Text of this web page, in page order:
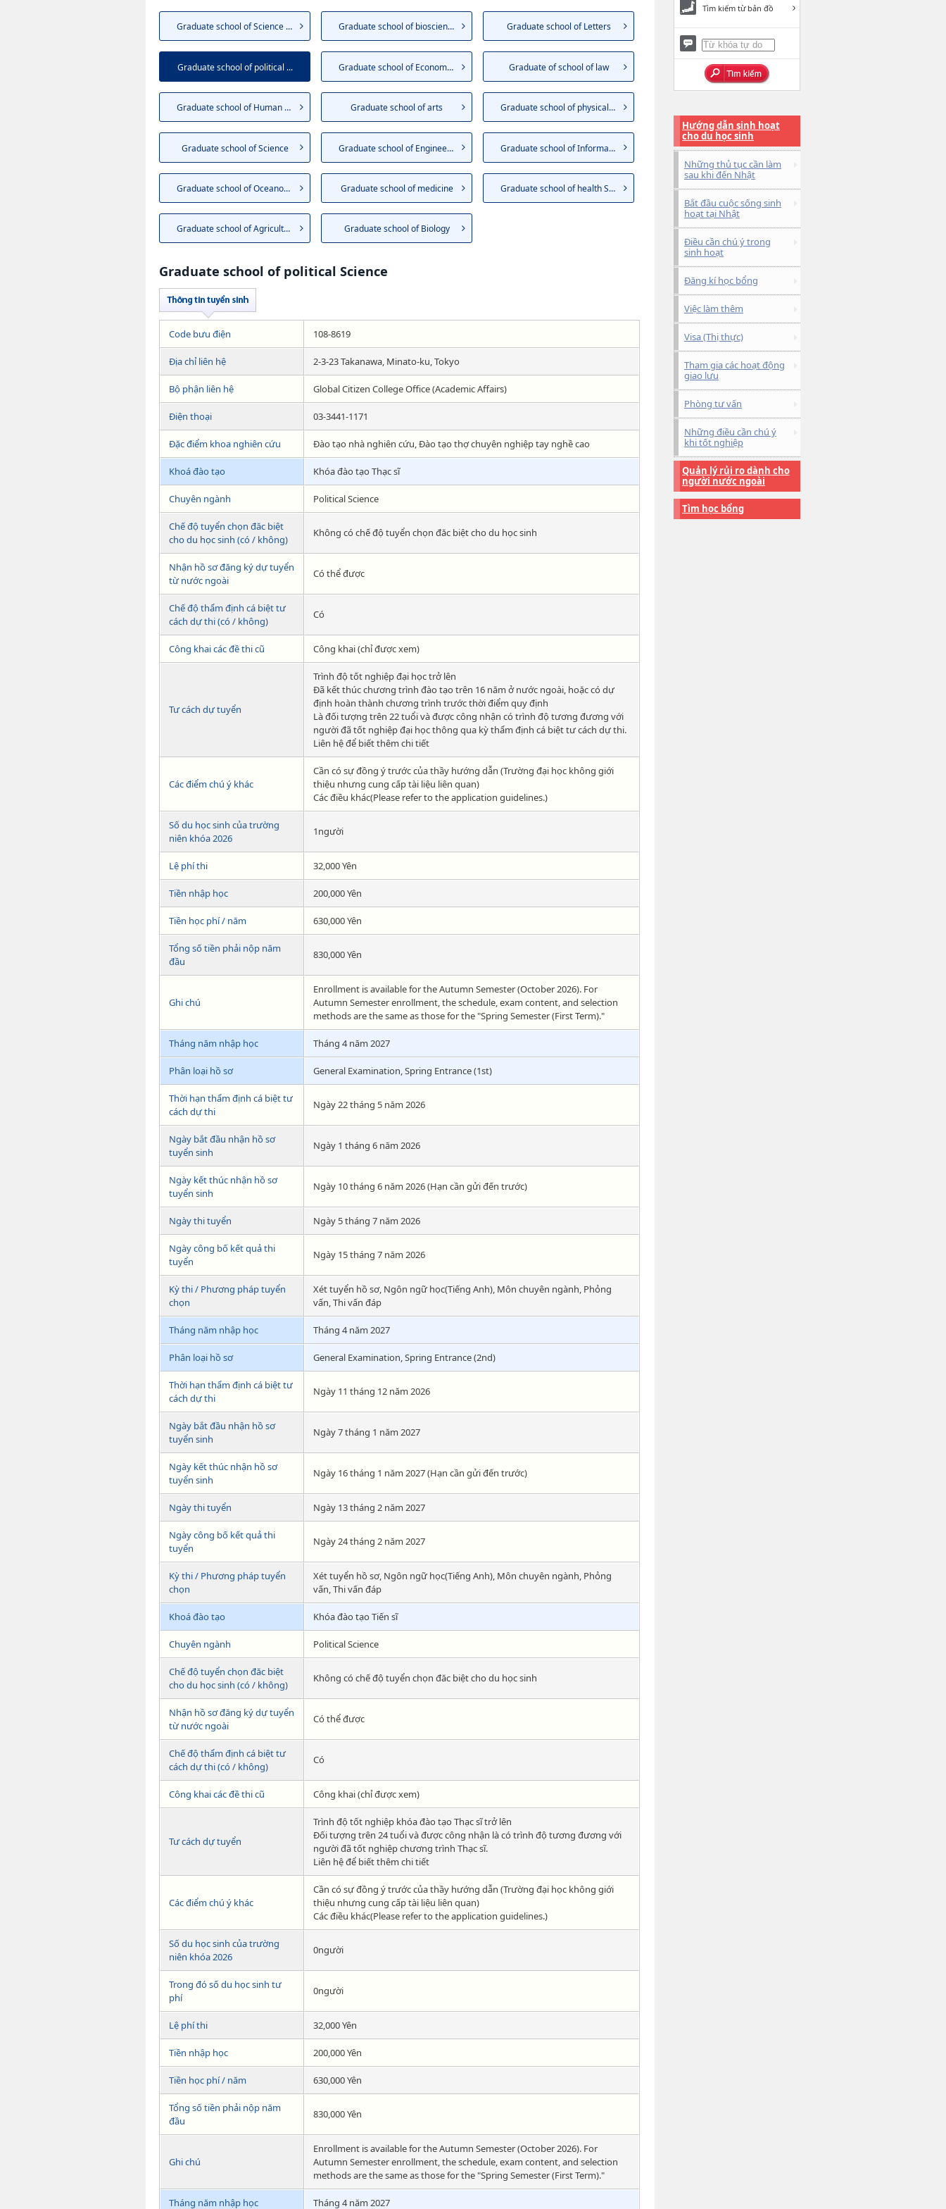
Graduate school of Science an... Graduate school of bioscience Graduate school of Letters
Graduate school of political ... Graduate school of Economics Graduate of school of law
Graduate school of Human Envi... Graduate school of arts Graduate school of physical E...
Graduate school of Science Graduate school of Engineering Graduate school of Informatio...
Graduate school of Oceanography Graduate school of medicine Graduate school of health Stu...
Graduate school of Agriculture Graduate school of Biology
Graduate school of political Science
Code bưu điện 108-8619
Địa chỉ liên hệ 2-3-23 Takanawa, Minato-ku, Tokyo
Bộ phận liên hệ Global Citizen College Office (Academic Affairs)
Điện thoại 03-3441-1171
Đặc điểm khoa nghiên cứu Đào tạo nhà nghiên cứu, Đào tạo thợ chuyên nghiệp tay nghề cao
Khoá đào tạo Khóa đào tạo Thạc sĩ
Chuyên ngành Political Science
Chế độ tuyển chọn đăc biệt
cho du học sinh (có / không)
Không có chế độ tuyển chọn đăc biệt cho du học sinh
Nhận hồ sơ đăng ký dự tuyển
từ nước ngoài
Có thể được
Chế độ thẩm định cá biệt tư
cách dự thi (có / không)
Có
Công khai các đề thi cũ Công khai (chỉ được xem)
Tư cách dự tuyển
Trình độ tốt nghiệp đại học trở lên
Đã kết thúc chương trình đào tạo trên 16 năm ở nước ngoài, hoặc có dự
định hoàn thành chương trình trước thời điểm quy định
Là đối tượng trên 22 tuổi và được công nhận có trình độ tương đương với
người đã tốt nghiệp đại học thông qua kỳ thẩm định cá biệt tư cách dự thi.
Liên hệ để biết thêm chi tiết
Các điểm chú ý khác
Cần có sự đồng ý trước của thầy hướng dẫn (Trường đại học không giới
thiệu nhưng cung cấp tài liệu liên quan)
Các điều khác(Please refer to the application guidelines.)
Số du học sinh của trường
niên khóa 2026
1người
Lệ phí thi 32,000 Yên
Tiền nhập học 200,000 Yên
Tiền học phí / năm 630,000 Yên
Tổng số tiền phải nộp năm
đầu
830,000 Yên
Ghi chú
Enrollment is available for the Autumn Semester (October 2026). For
Autumn Semester enrollment, the schedule, exam content, and selection
methods are the same as those for the "Spring Semester (First Term)."
Tháng năm nhập học Tháng 4 năm 2027
Phân loại hồ sơ General Examination, Spring Entrance (1st)
Thời hạn thẩm định cá biệt tư
cách dự thi
Ngày 22 tháng 5 năm 2026
Ngày bắt đầu nhận hồ sơ
tuyển sinh
Ngày 1 tháng 6 năm 2026
Ngày kết thúc nhận hồ sơ
tuyển sinh
Ngày 10 tháng 6 năm 2026 (Hạn cần gửi đến trước)
Ngày thi tuyển Ngày 5 tháng 7 năm 2026
Ngày công bố kết quả thi
tuyển
Ngày 15 tháng 7 năm 2026
Kỳ thi / Phương pháp tuyển
chọn
Xét tuyển hồ sơ, Ngôn ngữ học(Tiếng Anh), Môn chuyên ngành, Phỏng
vấn, Thi vấn đáp
Tháng năm nhập học Tháng 4 năm 2027
Phân loại hồ sơ General Examination, Spring Entrance (2nd)
Thời hạn thẩm định cá biệt tư
cách dự thi
Ngày 11 tháng 12 năm 2026
Ngày bắt đầu nhận hồ sơ
tuyển sinh
Ngày 7 tháng 1 năm 2027
Ngày kết thúc nhận hồ sơ
tuyển sinh
Ngày 16 tháng 1 năm 2027 (Hạn cần gửi đến trước)
Ngày thi tuyển Ngày 13 tháng 2 năm 2027
Ngày công bố kết quả thi
tuyển
Ngày 24 tháng 2 năm 2027
Kỳ thi / Phương pháp tuyển
chọn
Xét tuyển hồ sơ, Ngôn ngữ học(Tiếng Anh), Môn chuyên ngành, Phỏng
vấn, Thi vấn đáp
Khoá đào tạo Khóa đào tạo Tiến sĩ
Chuyên ngành Political Science
Chế độ tuyển chọn đăc biệt
cho du học sinh (có / không)
Không có chế độ tuyển chọn đăc biệt cho du học sinh
Nhận hồ sơ đăng ký dự tuyển
từ nước ngoài
Có thể được
Chế độ thẩm định cá biệt tư
cách dự thi (có / không)
Có
Công khai các đề thi cũ Công khai (chỉ được xem)
Tư cách dự tuyển
Trình độ tốt nghiệp khóa đào tạo Thạc sĩ trở lên
Đối tượng trên 24 tuổi và được công nhận là có trình độ tương đương với
người đã tốt nghiệp chương trình Thạc sĩ.
Liên hệ để biết thêm chi tiết
Các điểm chú ý khác
Cần có sự đồng ý trước của thầy hướng dẫn (Trường đại học không giới
thiệu nhưng cung cấp tài liệu liên quan)
Các điều khác(Please refer to the application guidelines.)
Số du học sinh của trường
niên khóa 2026
0người
Trong đó số du học sinh tư
phí
0người
Lệ phí thi 32,000 Yên
Tiền nhập học 200,000 Yên
Tiền học phí / năm 630,000 Yên
Tổng số tiền phải nộp năm
đầu
830,000 Yên
Ghi chú
Enrollment is available for the Autumn Semester (October 2026). For
Autumn Semester enrollment, the schedule, exam content, and selection
methods are the same as those for the "Spring Semester (First Term)."
Tháng năm nhập học Tháng 4 năm 2027
Tìm kiếm từ bản đồ
Hướng dẫn sinh hoạt
cho du học sinh
Những thủ tục cần làm
sau khi đến Nhật
Bắt đầu cuộc sống sinh
hoạt tại Nhật
Điều cần chú ý trong
sinh hoạt
Đăng kí học bổng
Việc làm thêm
Visa (Thị thực)
Tham gia các hoạt động
giao lưu
Phòng tư vấn
Những điều cần chú ý
khi tốt nghiệp
Quản lý rủi ro dành cho
người nước ngoài
Tìm học bổng